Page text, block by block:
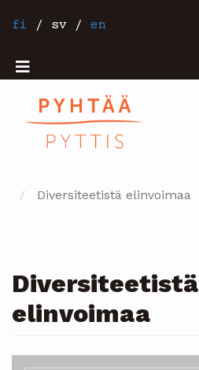
tillfi / sv / en
Mobiilivalikko
Diversiteetistä elinvoimaa
Diversiteetistä
elinvoimaa